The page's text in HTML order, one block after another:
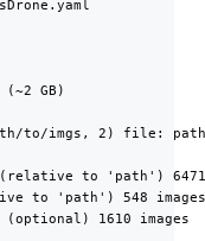
GB)
to/imgs, 2) file:
to 'path') 6471
to 'path') 548 images
1610 images